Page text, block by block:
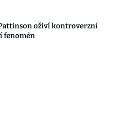
oživí kontroverzní
fenomén